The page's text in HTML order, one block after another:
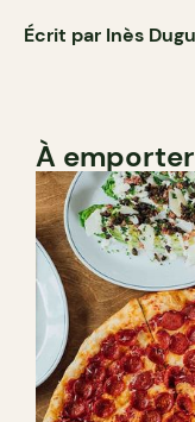
Écrit par Inès
À emporter